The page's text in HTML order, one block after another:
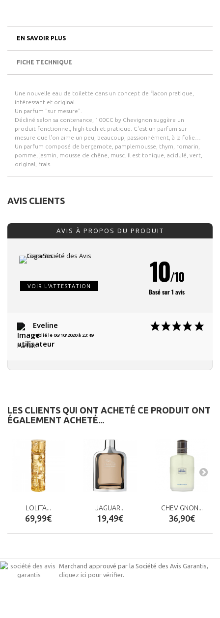
EN SAVOIR PLUS
FICHE TECHNIQUE
Une nouvelle eau de toilette dans un concept de flacon pratique,
intéressant et original.
Un parfum "sur mesure".
Décliné selon sa contenance, 100CC by Chevignon suggère un
produit fonctionnel, high-tech et pratique. C'est un parfum sur
mesure que l'on aime un peu, beaucoup, passionnément, à la folie…
Un parfum composé de bergamote, pamplemousse, thym, romarin,
pomme, jasmin, mousse de chêne, musc. Il est tonique, acidulé, vert,
original, frais.
AVIS CLIENTS
AVIS À PROPOS DU PRODUIT
VOIR L'ATTESTATION 10/10
Basé sur 1 avis
Eveline
Publié le 06/10/2020 à 23:49
Parfait!
LES CLIENTS QUI ONT ACHETÉ CE PRODUIT ONT
ÉGALEMENT ACHETÉ...
LOLITA...
69,99€
JAGUAR...
19,49€
CHEVIGNON...
36,90€
Marchand approuvé par la Société des Avis Garantis,
cliquez ici pour vérifier.